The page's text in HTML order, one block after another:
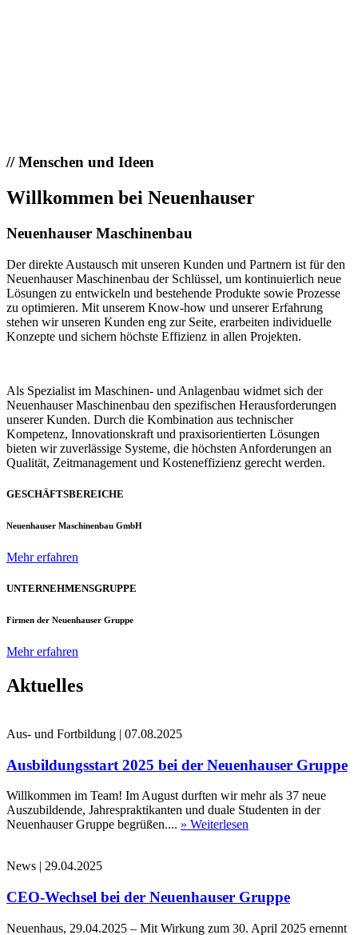
//Menschen und Ideen
Willkommen bei Neuenhauser
Neuenhauser Maschinenbau
Der direkte Austausch mit unseren Kunden und Partnern ist für den
Neuenhauser Maschinenbau der Schlüssel, um kontinuierlich neue
Lösungen zu entwickeln und bestehende Produkte sowie Prozesse
zu optimieren. Mit unserem Know-how und unserer Erfahrung
stehen wir unseren Kunden eng zur Seite, erarbeiten individuelle
Konzepte und sichern höchste Effizienz in allen Projekten.
Als Spezialist im Maschinen- und Anlagenbau widmet sich der
Neuenhauser Maschinenbau den spezifischen Herausforderungen
unserer Kunden. Durch die Kombination aus technischer
Kompetenz, Innovationskraft und praxisorientierten Lösungen
bieten wir zuverlässige Systeme, die höchsten Anforderungen an
Qualität, Zeitmanagement und Kosteneffizienz gerecht werden.
GESCHÄFTSBEREICHE
Neuenhauser Maschinenbau GmbH
Mehr erfahren
UNTERNEHMENSGRUPPE
Firmen der Neuenhauser Gruppe
Mehr erfahren
Aktuelles
Aus- und Fortbildung | 07.08.2025
Ausbildungsstart 2025 bei der Neuenhauser Gruppe
Willkommen im Team! Im August durften wir mehr als 37 neue
Auszubildende, Jahrespraktikanten und duale Studenten in der
Neuenhauser Gruppe begrüßen.... » Weiterlesen
News | 29.04.2025
CEO-Wechsel bei der Neuenhauser Gruppe
Neuenhaus, 29.04.2025 – Mit Wirkung zum 30. April 2025 ernennt